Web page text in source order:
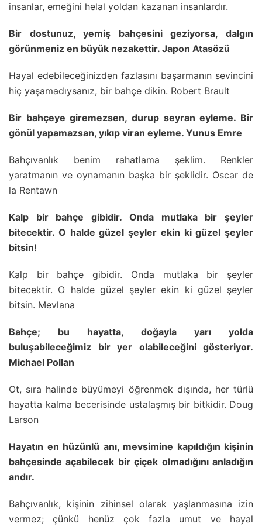
insanlar, emeğini helal yoldan kazanan insanlardır.
Bir dostunuz, yemiş bahçesini geziyorsa, dalgın
görünmeniz en büyük nezakettir. Japon Atasözü
Hayal edebileceğinizden fazlasını başarmanın sevincini
hiç yaşamadıysanız, bir bahçe dikin. Robert Brault
Bir bahçeye giremezsen, durup seyran eyleme. Bir
gönül yapamazsan, yıkıp viran eyleme. Yunus Emre
Bahçıvanlık benim rahatlama şeklim. Renkler
yaratmanın ve oynamanın başka bir şeklidir. Oscar de
la Rentawn
Kalp bir bahçe gibidir. Onda mutlaka bir şeyler
bitecektir. O halde güzel şeyler ekin ki güzel şeyler
bitsin!
Kalp bir bahçe gibidir. Onda mutlaka bir şeyler
bitecektir. O halde güzel şeyler ekin ki güzel şeyler
bitsin. Mevlana
Bahçe; bu hayatta, doğayla yarı yolda
buluşabileceğimiz bir yer olabileceğini gösteriyor.
Michael Pollan
Ot, sıra halinde büyümeyi öğrenmek dışında, her türlü
hayatta kalma becerisinde ustalaşmış bir bitkidir. Doug
Larson
Hayatın en hüzünlü anı, mevsimine kapıldığın kişinin
bahçesinde açabilecek bir çiçek olmadığını anladığın
andır.
Bahçıvanlık, kişinin zihinsel olarak yaşlanmasına izin
vermez; çünkü henüz çok fazla umut ve hayal